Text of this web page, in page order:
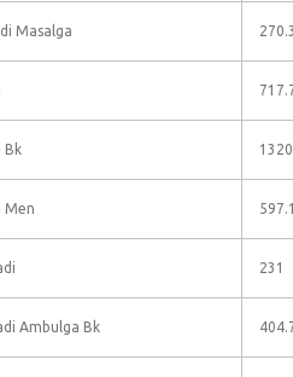
Masalga
Bk 1320
Men
231
Ambulga Bk